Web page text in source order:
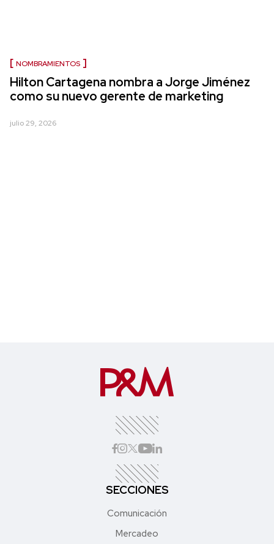
NOMBRAMIENTOS
Hilton Cartagena nombra a Jorge Jiménez
como su nuevo gerente de marketing
julio 29, 2026
SECCIONES
Comunicación
Mercadeo